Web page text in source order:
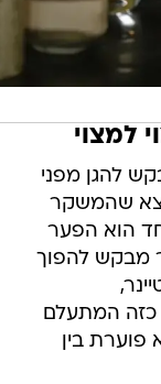
למצוי
להגן מפני
שהמשקר
הוא הפער
מבקש להפוך
- כזה המתעלם
פוערת בין